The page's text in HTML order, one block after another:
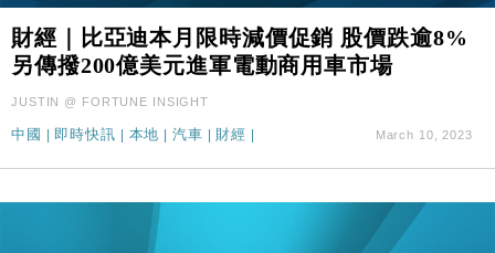
財經｜比亞迪本月限時減價促銷 股價跌逾8%
另傳撥200億美元進軍電動商用車市場
JUSTIN @ FORTUNE INSIGHT
中國 | 即時快訊 | 本地 | 汽車 | 財經 | March 10, 2023